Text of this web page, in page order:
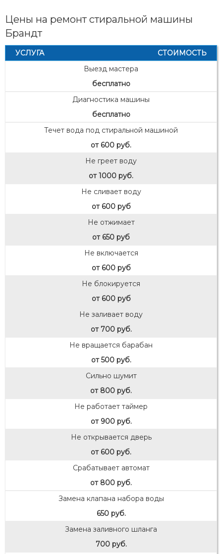
Цены на ремонт стиральной машины
Брандт
УСЛУГА
СТОИМОСТЬ
Выезд мастера
бесплатно
Диагностика машины
бесплатно
Течет вода под стиральной машиной
от 600 руб.
Не греет воду
от 1000 руб.
Не сливает воду
от 600 руб
Не отжимает
от 650 руб
Не включается
от 600 руб
Не блокируется
от 600 руб
Не заливает воду
от 700 руб.
Не вращается барабан
от 500 руб.
Сильно шумит
от 800 руб.
Не работает таймер
от 900 руб.
Не открывается дверь
от 600 руб.
Срабатывает автомат
от 800 руб.
Замена клапана набора воды
650 руб.
Замена заливного шланга
700 руб.